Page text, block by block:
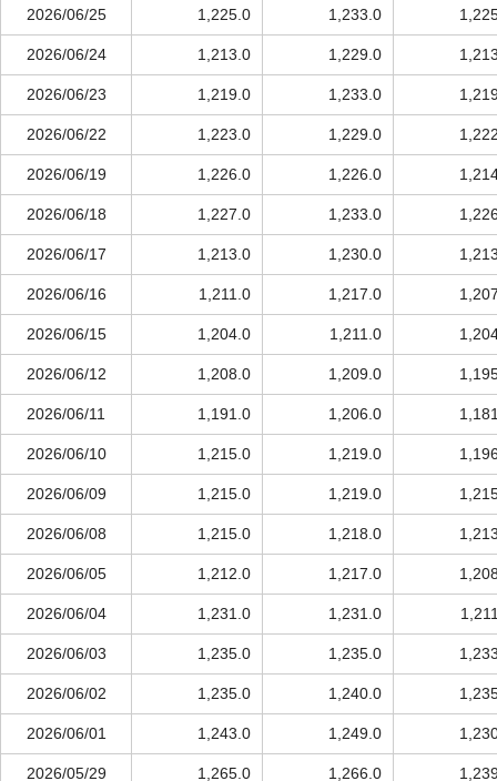
2026/06/25 1,225.0 1,233.0
2026/06/24 1,213.0 1,229.0
2026/06/23 1,219.0 1,233.0
2026/06/22 1,223.0 1,229.0
2026/06/19 1,226.0 1,226.0
2026/06/18 1,227.0 1,233.0
2026/06/17 1,213.0 1,230.0
2026/06/16 1,211.0 1,217.0
2026/06/15 1,204.0 1,211.0
2026/06/12 1,208.0 1,209.0
2026/06/11 1,191.0 1,206.0
2026/06/10 1,215.0 1,219.0
2026/06/09 1,215.0 1,219.0
2026/06/08 1,215.0 1,218.0
2026/06/05 1,212.0 1,217.0
2026/06/04 1,231.0 1,231.0
2026/06/03 1,235.0 1,235.0
2026/06/02 1,235.0 1,240.0
2026/06/01 1,243.0 1,249.0
2026/05/29 1,265.0 1,266.0